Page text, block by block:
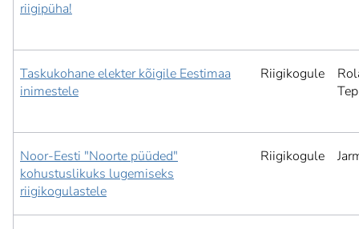
riigipüha!
Taskukohane elekter kõigile Eestimaa
inimestele
Riigikogule
Noor-Eesti "Noorte püüded"
kohustuslikuks lugemiseks
riigikogulastele
Riigikogule